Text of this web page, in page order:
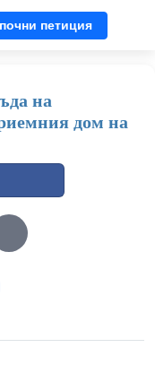
петиция
на
дом на